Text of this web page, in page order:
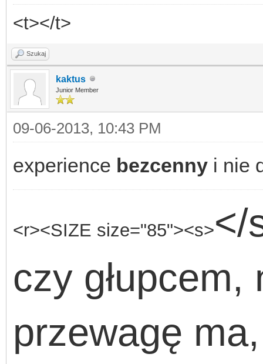
<t></t>
Szukaj
kaktus
Junior Member
09-06-2013, 10:43 PM
experience bezcenny i nie
<r><SIZE size="85"><s></
czy
przewagę